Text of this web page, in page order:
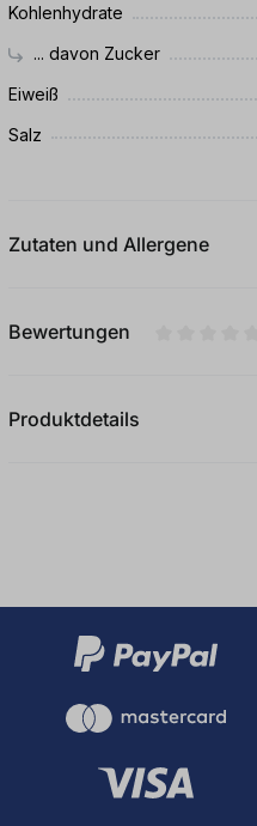
Kohlenhydrate
... davon Zucker
Eiweiß
Salz
Zutaten und Allergene
Bewertungen
Produktdetails